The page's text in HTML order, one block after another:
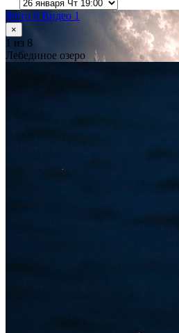
Фото 8 Видео 1
×
1 из 8
Лебединое озеро